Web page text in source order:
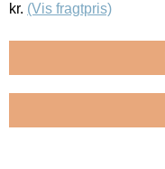
kr. (Vis fragtpris)